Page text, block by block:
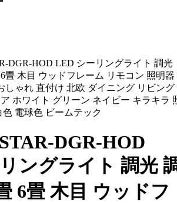
DGR-HOD LED シーリングライト 調光
畳 木目 ウッドフレーム リモコン 照明器
しゃれ 直付け 北欧 ダイニング リビング
ホワイト グリーン ネイビー キラキラ
色 電球色 ビームテック
DGR-HOD
ングライト 調光
6畳 木目 ウッドフ